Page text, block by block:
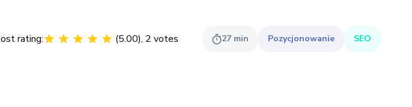
rating: (5.00), 2 votes 27 min Pozycjonowanie SEO